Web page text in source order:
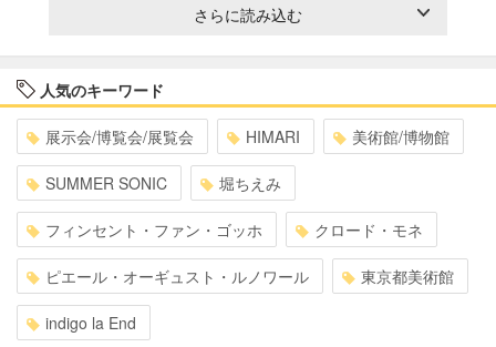
さらに読み込む
人気のキーワード
展示会/博覧会/展覧会 HIMARI 美術館/博物館
SUMMER SONIC 堀ちえみ
フィンセント・ファン・ゴッホ クロード・モネ
ピエール・オーギュスト・ルノワール 東京都美術館
indigo la End